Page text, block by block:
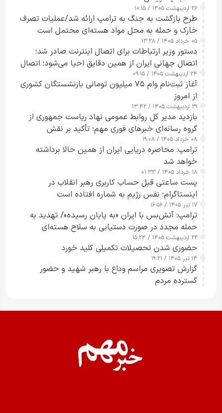
۲۶ اردیبهشت ۱۴۰۵ / ۱۰:۱۵
طرح‌ بازگشت به جنگ به ترامپ ارائه شد/عملیات تصرف
خارک و حمله به محل مواد هسته‌ای محتمل است
۰۵ خرداد ۱۴۰۵ / ۱۳:۲۸
دستور وزیر ارتباطات برای اتصال اینترنت صادر شد؛
اتصال جهانی ایران از همین دقایق احیا می‌شود؛ اتصال
کامل مردم تا ۲۴ ساعت آینده
۲۴ اردیبهشت ۱۴۰۵ / ۰۹:۱۵
آغاز ثبت‌نام وام ۷۵ میلیون تومانی بازنشستگان کشوری
از امروز
۲۹ اردیبهشت ۱۴۰۵ / ۱۳:۴۲
بازدید مدیر کل روابط عمومی نهاد ریاست جمهوری از
گروه رسانه‌ای خبرهای فوری مهم؛ تأکید بر نقش
رسانه‌های هوشمند و مسئول در ارتقای آگاهی عمومی
۰۸ خرداد ۱۴۰۵ / ۱۹:۰۸
ترامپ: محاصره دریایی ایران از همین حالا برداشته
خواهد شد
۱۸ خرداد ۱۴۰۵ / ۰۱:۳۳
پست ساعتی قبل حساب کاربری رهبر انقلاب در
اینستاگرام؛ نفس رژیم به شماره افتاده است​
۱۷ تیر ۱۴۰۵ / ۱۶:۵۶
ترامپ: آتش‌بس با ایران «به پایان رسیده»/ تهدید به
حمله مجدد در صورت دستیابی به سلاح هسته‌ای
۲۲ اردیبهشت ۱۴۰۵ / ۱۵:۲۴
حضوری شدن تحصیلات تکمیلی کلید خورد
۱۴ تیر ۱۴۰۵ / ۱۹:۲۱
گزارش تصویری مراسم وداع با رهبر شهید و حضور
گسترده مردم